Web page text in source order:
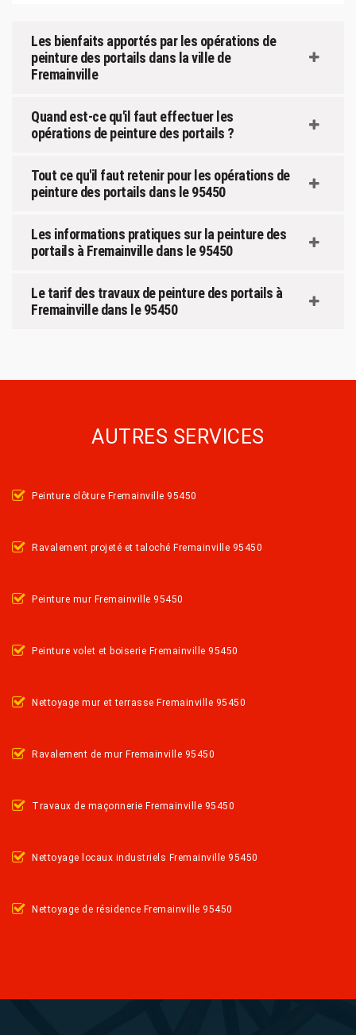
Les bienfaits apportés par les opérations de
peinture des portails dans la ville de
Fremainville
Quand est-ce qu'il faut effectuer les
opérations de peinture des portails ?
Tout ce qu'il faut retenir pour les opérations de
peinture des portails dans le 95450
Les informations pratiques sur la peinture des
portails à Fremainville dans le 95450
Le tarif des travaux de peinture des portails à
Fremainville dans le 95450
AUTRES SERVICES
Peinture clôture Fremainville 95450
Ravalement projeté et taloché Fremainville 95450
Peinture mur Fremainville 95450
Peinture volet et boiserie Fremainville 95450
Nettoyage mur et terrasse Fremainville 95450
Ravalement de mur Fremainville 95450
Travaux de maçonnerie Fremainville 95450
Nettoyage locaux industriels Fremainville 95450
Nettoyage de résidence Fremainville 95450